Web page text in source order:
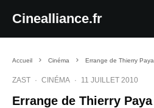
Cinealliance.fr
Accueil Cinéma Errange de Thierry Paya
ZAST · CINÉMA · 11 JUILLET 2010
Errange de Thierry Paya